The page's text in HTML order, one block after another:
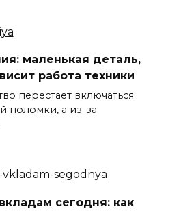
маленькая деталь,
работа техники
перестает включаться
поломки, а из-за
сегодня: как